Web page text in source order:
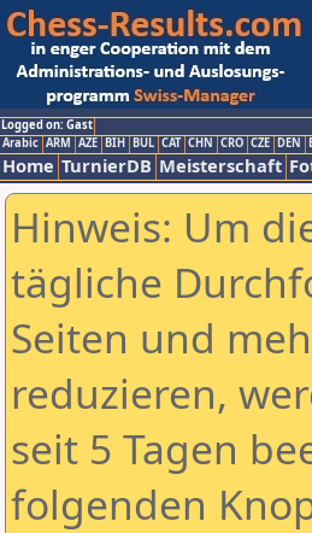
Logged on: Gast
Arabic ARM AZE BIH BUL CAT CHN CRO CZE DEN
Home TurnierDB Meisterschaft
Hinweis: Um
tägliche
Seiten und
reduzieren,
seit 5 Tagen
folgenden